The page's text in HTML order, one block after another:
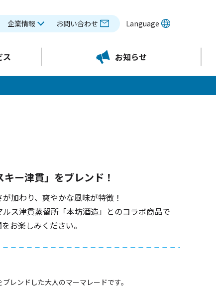
企業情報 お問い合わせ Language
ス お知らせ
ー津貫」をブレンド！
加わり、爽やかな風味が特徴！
ス津貫蒸留所「本坊酒造」とのコラボ商品で
お楽しみください。
レンドした大人のマーマレードです。